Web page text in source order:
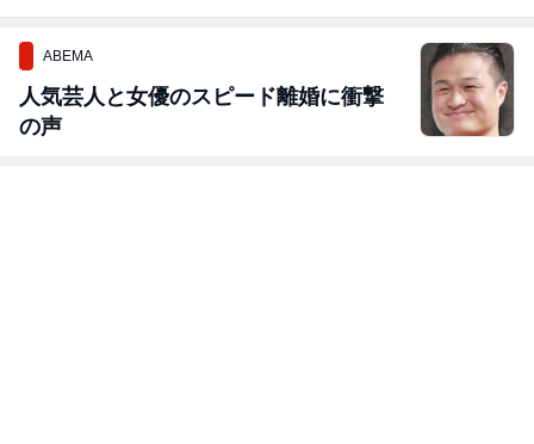
ABEMA
人気芸人と女優のスピード離婚に衝撃
の声